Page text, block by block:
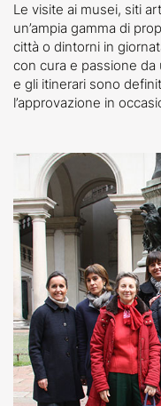
Le visite ai musei, siti
un’ampia gamma di
città o dintorni in
con cura e passione
e gli itinerari sono
l’approvazione in